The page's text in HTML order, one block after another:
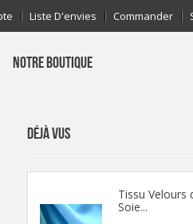
Liste D'envies Commander
NOTRE BOUTIQUE
DÉJÀ VUS
Tissu Velours
Soie...